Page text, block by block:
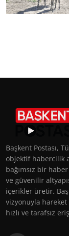
Başkent Postası,
objektif habercilik
bağımsız bir
ve güvenilir
içerikler üretir.
vizyonuyla
hızlı ve tarafsız